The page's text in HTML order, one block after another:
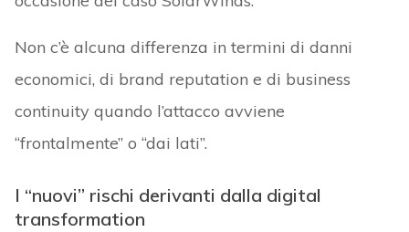
Non c’è alcuna differenza in termini di danni
economici, di brand reputation e di business
continuity quando l’attacco avviene
“frontalmente” o “dai lati”.
I “nuovi” rischi derivanti dalla digital
transformation